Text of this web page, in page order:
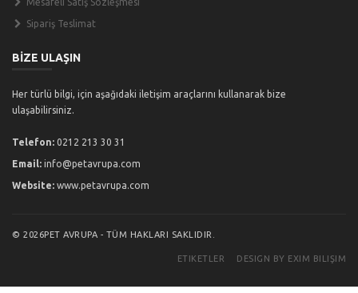
Sipariş Teslimat
BİZE ULAŞIN
Her türlü bilgi, için aşağıdaki iletişim araçlarını kullanarak bize
ulaşabilirsiniz.
Telefon: 0212 213 30 31
Email: info@petavrupa.com
Website: www.petavrupa.com
© 2026PET AVRUPA - TÜM HAKLARI SAKLIDIR.
ETIKETLER DESIGN BY EXIM BILIŞIM